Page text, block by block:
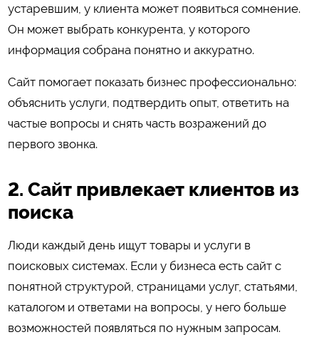
устаревшим, у клиента может появиться сомнение.
Он может выбрать конкурента, у которого
информация собрана понятно и аккуратно.
Сайт помогает показать бизнес профессионально:
объяснить услуги, подтвердить опыт, ответить на
частые вопросы и снять часть возражений до
первого звонка.
2. Сайт привлекает клиентов из
поиска
Люди каждый день ищут товары и услуги в
поисковых системах. Если у бизнеса есть сайт с
понятной структурой, страницами услуг, статьями,
каталогом и ответами на вопросы, у него больше
возможностей появляться по нужным запросам.